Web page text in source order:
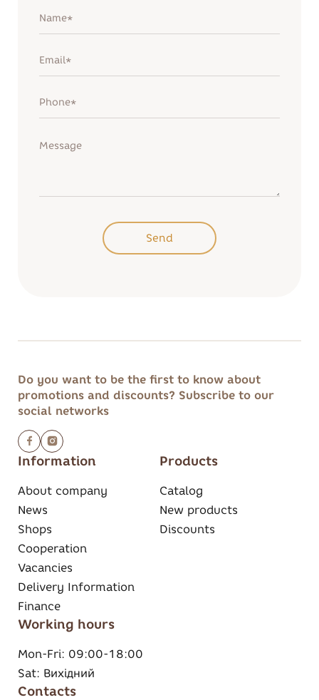
Send
Information
About company
News
Shops
Cooperation
Vacancies
Delivery Information
Finance
Products
Catalog
New products
Discounts
Working hours
Mon-Fri: 09:00-18:00
Sat: Вихідний
Contacts
Do you want to be the first to know about
promotions and discounts? Subscribe to our
social networks